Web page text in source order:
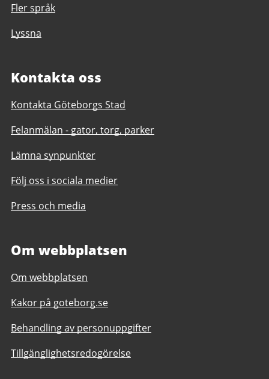
Fler språk
Lyssna
Kontakta oss
Kontakta Göteborgs Stad
Felanmälan - gator, torg, parker
Lämna synpunkter
Följ oss i sociala medier
Press och media
Om webbplatsen
Om webbplatsen
Kakor på goteborg.se
Behandling av personuppgifter
Tillgänglighetsredogörelse